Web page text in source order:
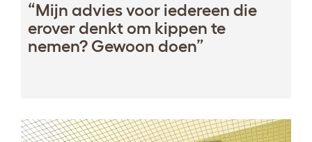
“Mijn advies voor iedereen die
erover denkt om kippen te
nemen? Gewoon doen”